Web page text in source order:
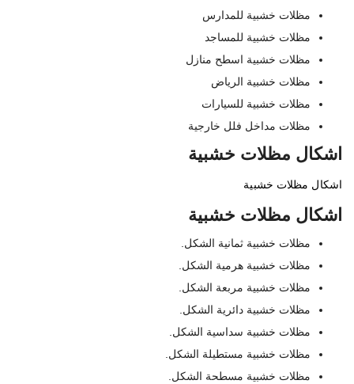
مظلات خشبية للمدارس
مظلات خشبية للمساجد
مظلات خشبية اسطح منازل
مظلات خشبية الرياض
مظلات خشبية للسيارات
مظلات مداخل فلل خارجية
اشكال مظلات خشبية
اشكال مظلات خشبية
اشكال مظلات خشبية
مظلات خشبية ثمانية الشكل.
مظلات خشبية هرمية الشكل.
مظلات خشبية مربعة الشكل.
مظلات خشبية دائرية الشكل.
مظلات خشبية سداسية الشكل.
مظلات خشبية مستطيلة الشكل.
مظلات خشبية مسطحة الشكل.